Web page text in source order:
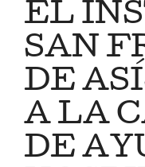
EL
SAN
DE
A LA
DE